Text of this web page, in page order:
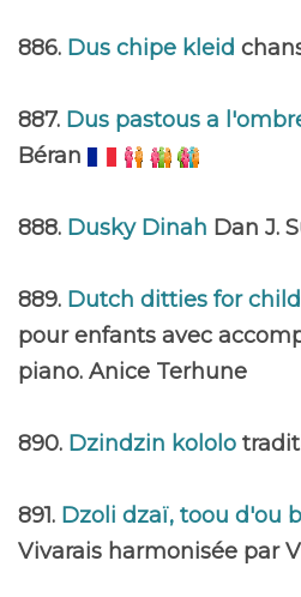
886. Dus chipe kleid
887. Dus pastous a
Béran
888. Dusky Dinah Dan J.
889. Dutch ditties for
pour enfants avec
piano. Anice Terhune
890. Dzindzin kololo
891. Dzoli dzaï, toou d'ou
Vivarais harmonisée par